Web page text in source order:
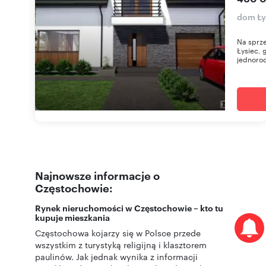
dom
Na
Łysiec,
Najnowsze informacje o
Częstochowie:
Rynek nieruchomości w Częstochowie – kto tu
kupuje mieszkania
Częstochowa kojarzy się w Polsce przede
wszystkim z turystyką religijną i klasztorem
paulinów. Jak jednak wynika z informacji